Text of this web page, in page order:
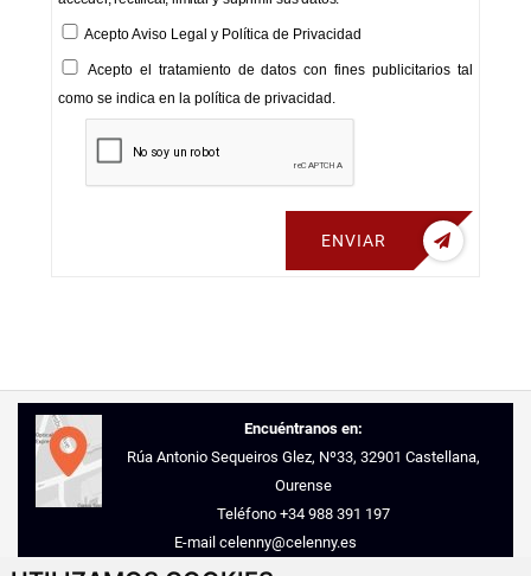
AceptoAviso Legal y Política de Privacidad
Acepto el tratamiento de datos con fines publicitarios tal
como se indica en la política de privacidad.
ENVIAR
Encuéntranos en:
Rúa Antonio Sequeiros Glez, Nº33, 32901 Castellana,
Ourense
Teléfono +34 988 391 197
E-mail celenny@celenny.es